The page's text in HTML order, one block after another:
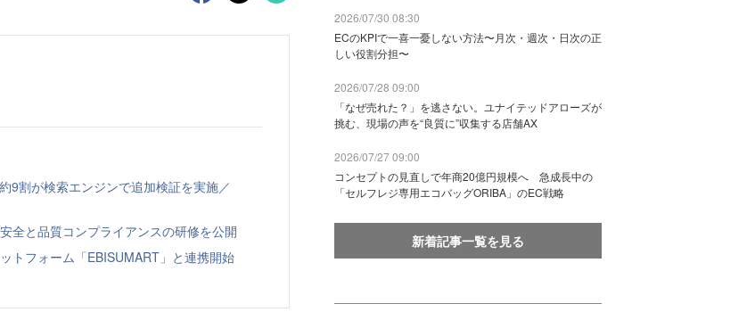
9割が検索エンジンで追加検証を実施／
全と品質コンプライアンスの研修を公開
トフォーム「EBISUMART」と連携開始
2026/07/30 08:30
ECのKPIで一喜一憂しない方法〜月次・週次・日次の正
しい役割分担〜
2026/07/28 09:00
「なぜ売れた？」を逃さない。ユナイテッドアローズが
挑む、現場の声を“良質に”収集する店舗AX
2026/07/27 09:00
コンセプトの見直しで年商20億円規模へ 急成長中の
「セルフレジ専用エコバッグORIBA」のEC戦略
新着記事一覧を見る